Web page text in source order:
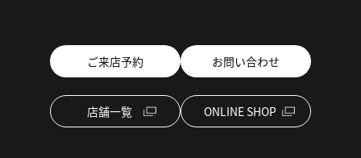
ご来店予約 お問い合わせ
店舗一覧 ONLINE SHOP